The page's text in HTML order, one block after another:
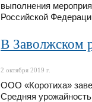
выполнения
Российской
В Заволжском
2 октября 2019 г.
ООО «Коротиха»
Средняя урожайность